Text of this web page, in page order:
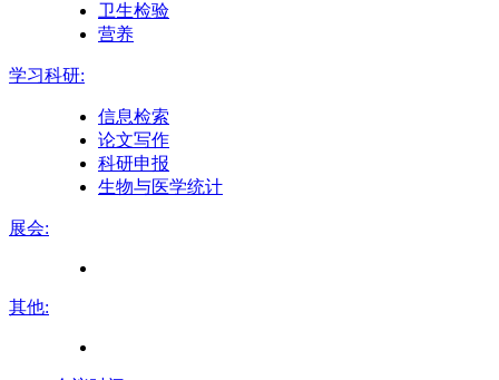
卫生检验
营养
学习科研:
信息检索
论文写作
科研申报
生物与医学统计
展会:
其他: